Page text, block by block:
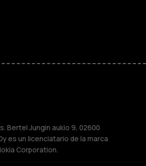
Bertel Jungin aukio 9, 02600
es un licenciatario de la marca
Corporation.